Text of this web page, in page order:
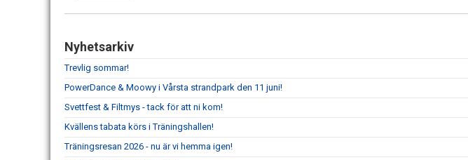
Nyhetsarkiv
Trevlig sommar!
PowerDance & Moowy i Vårsta strandpark den 11 juni!
Svettfest & Filtmys - tack för att ni kom!
Kvällens tabata körs i Träningshallen!
Träningsresan 2026 - nu är vi hemma igen!